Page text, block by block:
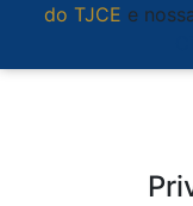
do TJCE e